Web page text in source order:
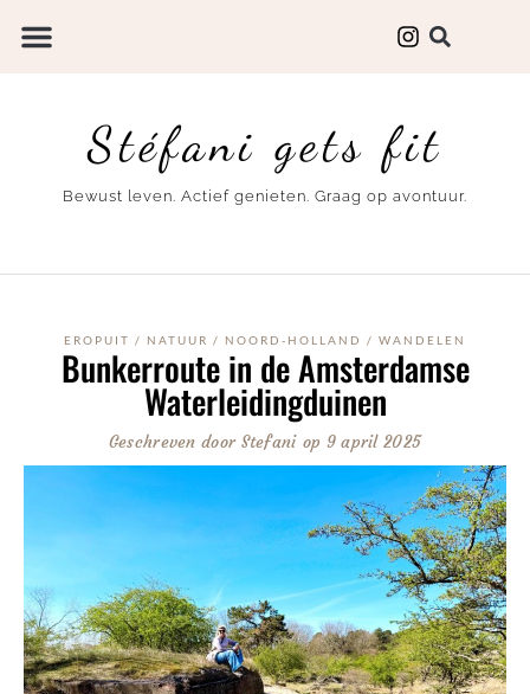
Stéfani gets fit
Bewust leven. Actief genieten. Graag op avontuur.
EROPUIT / NATUUR / NOORD-HOLLAND / WANDELEN
Bunkerroute in de Amsterdamse
Waterleidingduinen
Geschreven doorStefani op 9 april 2025